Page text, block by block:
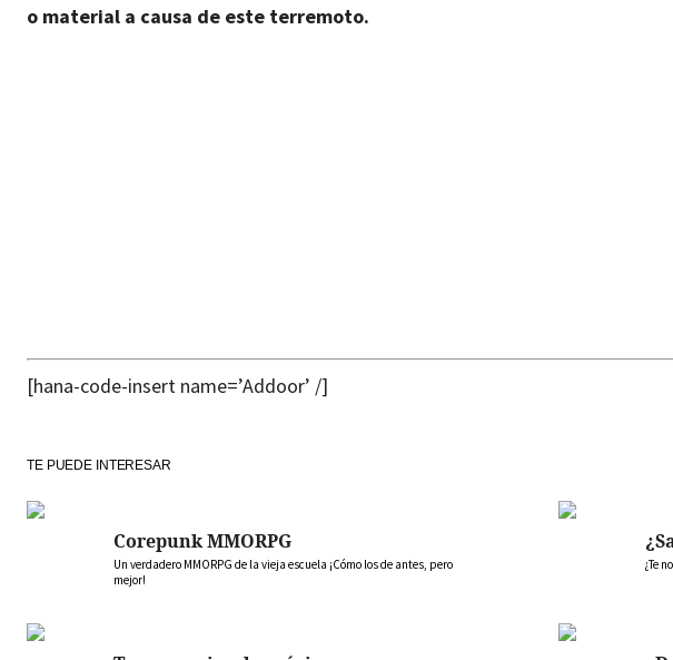
o material a causa de este terremoto.
[hana-code-insert name=’Addoor’ /]
TE PUEDE INTERESAR
Corepunk MMORPG
Un verdadero MMORPG de la vieja escuela ¡Cómo los de antes, pero
mejor!
¿Te